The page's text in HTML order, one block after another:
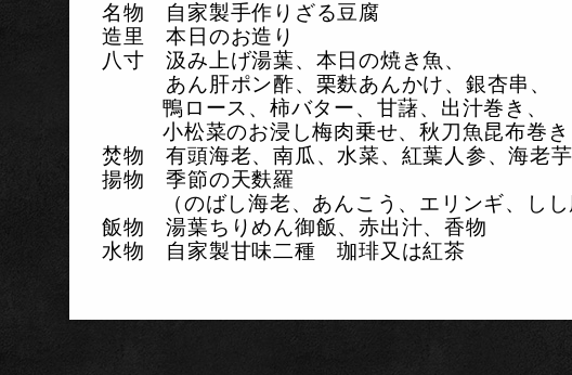
名物 自家製手作りざる豆腐
造里 本日のお造り
八寸 汲み上げ湯葉、本日の焼き魚、
あん肝ポン酢、栗麩あんかけ、銀杏串、
鴨ロース、柿バター、甘藷、出汁巻き、
小松菜のお浸し梅肉乗せ、秋刀魚昆布巻き
焚物 有頭海老、南瓜、水菜、紅葉人参、海老
揚物 季節の天麩羅
（のばし海老、あんこう、エリンギ、し
飯物 湯葉ちりめん御飯、赤出汁、香物
水物 自家製甘味二種 珈琲又は紅茶